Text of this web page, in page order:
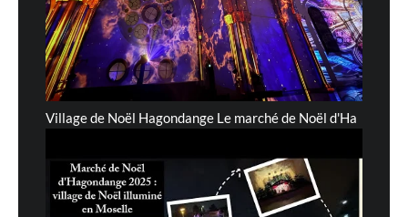
Village de Noël Hagondange Le marché de Noël d'Ha